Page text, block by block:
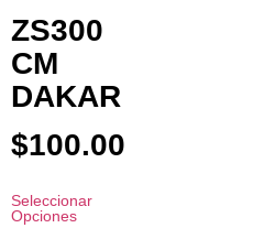
ZS300
CM
DAKAR
$100.00
Seleccionar
Opciones